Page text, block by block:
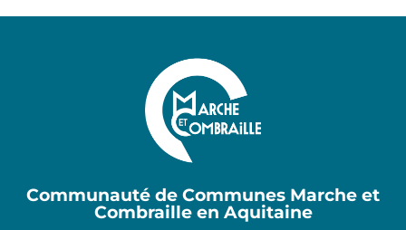
Communauté de Communes Marche et
Combraille en Aquitaine